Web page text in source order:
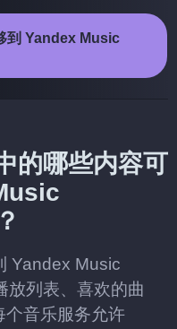
到 Yandex Music
的哪些内容可
Yandex Music
放列表、喜欢的曲
个音乐服务允许